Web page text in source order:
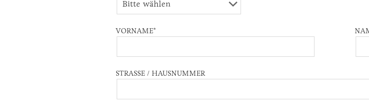
VORNAME*
STRASSE / HAUSNUMMER